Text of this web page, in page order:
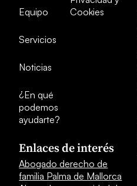
Equipo
Servicios
Noticias
¿En qué
podemos
ayudarte?
Cookies
Enlaces de interés
Abogado derecho de
familia Palma de Mallorca